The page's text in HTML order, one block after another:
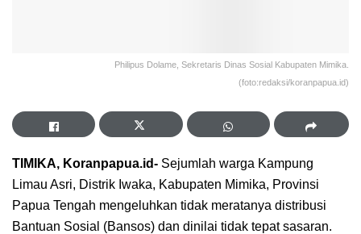
Philipus Dolame, Sekretaris Dinas Sosial Kabupaten Mimika.
(foto:redaksi/koranpapua.id)
TIMIKA, Koranpapua.id- Sejumlah warga Kampung
Limau Asri, Distrik Iwaka, Kabupaten Mimika, Provinsi
Papua Tengah mengeluhkan tidak meratanya distribusi
Bantuan Sosial (Bansos) dan dinilai tidak tepat sasaran.